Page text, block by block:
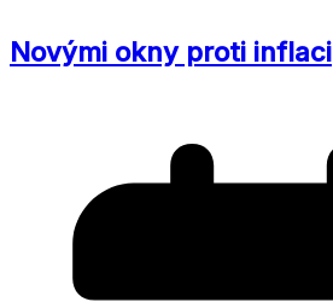
Novými okny proti inflaci